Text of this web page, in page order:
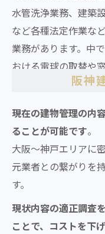
水管洗浄業務、建築
など各種法定作業な
業務があります。中
おける電球の取替や
様に安全で安心でき
阪神
現在の建物管理の内
ることが可能です。
大阪～神戸エリアに
元業者との繋がりを
す。
現状内容の適正調査
ことで、コストを下